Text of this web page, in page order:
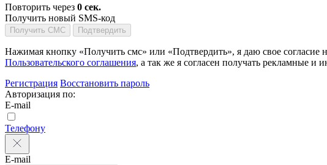
Повторить через 0 сек.
Получить новый SMS-код
Получить СМС Подтвердить
Нажимая кнопку «Получить смс» или «Подтвердить», я даю свое согласие
Пользовательского соглашения, а так же я согласен получать рекламные и
Регистрация Восстановить пароль
Авторизация по:
E-mail
Телефону
E-mail